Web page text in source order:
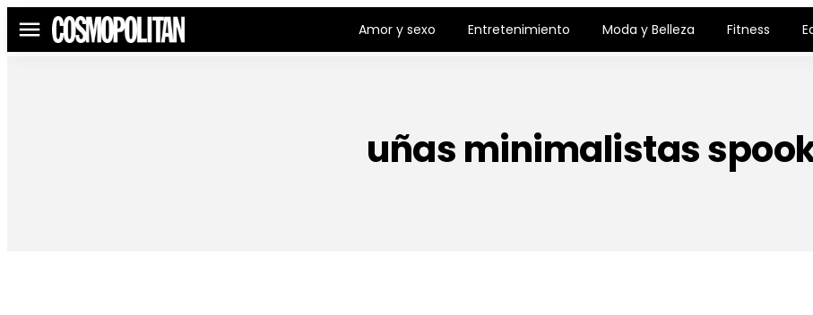
Menú Amor y sexo Entretenimiento Moda y Belleza Fitness
uñas minimalistas